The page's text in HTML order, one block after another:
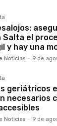
Salta el
y hay una
Noticias - 9 de
geriátricos
necesarios
Noticias - 9 de